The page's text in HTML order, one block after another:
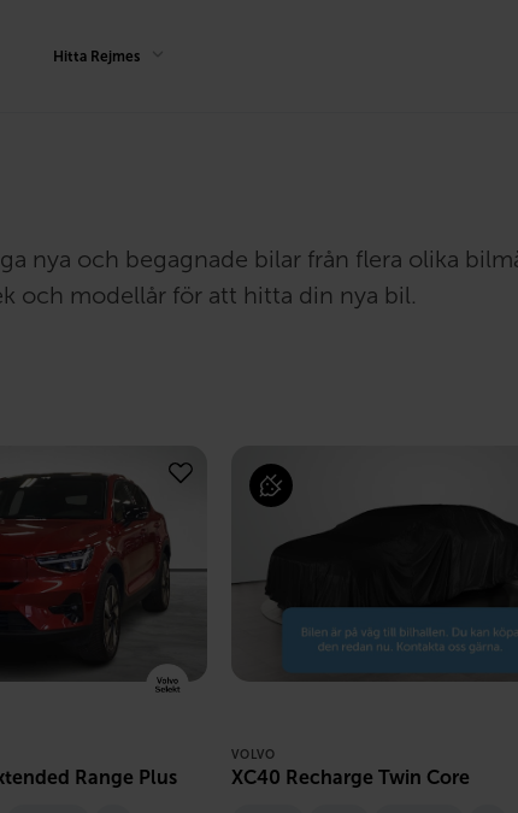
Hitta Rejmes
nya och begagnade bilar från flera olika
och modellår för att hitta din nya bil.
Range Plus
VOLVO
XC40 Recharge Twin Core